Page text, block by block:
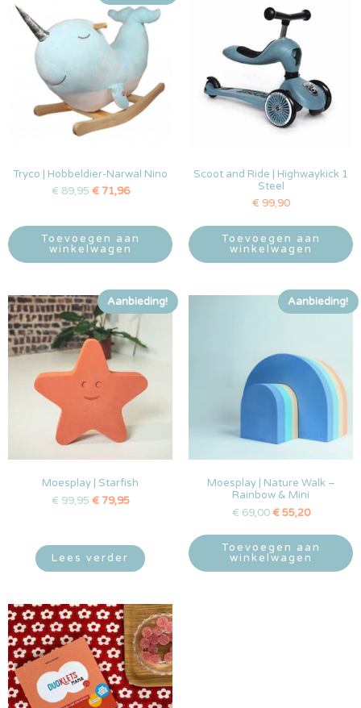
Tryco | Hobbeldier-Narwal Nino
€ 89,95 €71,96
Toevoegen aan
winkelwagen
Scoot and Ride | Highwaykick 1
Steel
€ 99,90
Toevoegen aan
winkelwagen
Aanbieding!
Moesplay | Starfish
€ 99,95 €79,95
Lees verder
Aanbieding!
Moesplay | Nature Walk –
Rainbow & Mini
€ 69,00 €55,20
Toevoegen aan
winkelwagen